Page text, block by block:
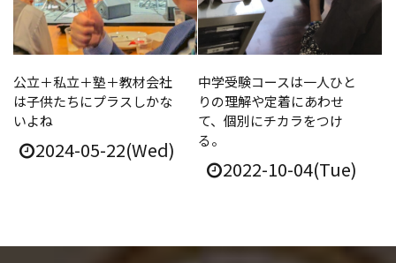
公立＋私立＋塾＋教材会社
は子供たちにプラスしかな
いよね
2024-05-22(Wed)
中学受験コースは一人ひと
りの理解や定着にあわせ
て、個別にチカラをつけ
る。
2022-10-04(Tue)